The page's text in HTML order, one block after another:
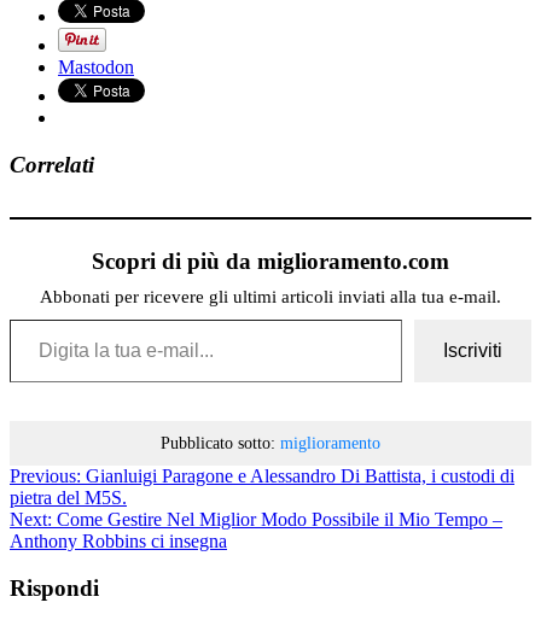
Mastodon
Correlati
Scopri di più da miglioramento.com
Abbonati per ricevere gli ultimi articoli inviati alla tua e-mail.
Digita la tua e-mail...
Iscriviti
Pubblicato sotto: miglioramento
Previous: Gianluigi Paragone e Alessandro Di Battista, i custodi di
pietra del M5S.
Next: Come Gestire Nel Miglior Modo Possibile il Mio Tempo –
Anthony Robbins ci insegna
Rispondi